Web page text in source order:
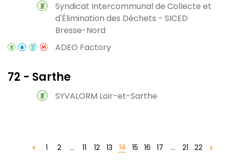
Syndicat Intercommunal de Collecte et
d'Élimination des Déchets - SICED
Bresse-Nord
ADEO Factory
72 - Sarthe
SYVALORM Loir-et-Sarthe
1 2 ... 11 12 13 14 15 16 17 ... 21 22